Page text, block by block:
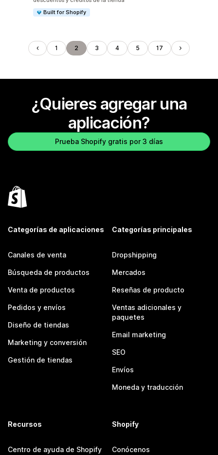
Built for Shopify
1 2 3 4 5 17
¿Quieres agregar una
aplicación?
Prueba Shopify gratis por 3 días
Categorías de aplicaciones
Canales de venta
Búsqueda de productos
Venta de productos
Pedidos y envíos
Diseño de tiendas
Marketing y conversión
Gestión de tiendas
Categorías principales
Dropshipping
Mercados
Reseñas de producto
Ventas adicionales y
paquetes
Email marketing
SEO
Envíos
Moneda y traducción
Recursos
Centro de ayuda de Shopify
Shopify
Conócenos